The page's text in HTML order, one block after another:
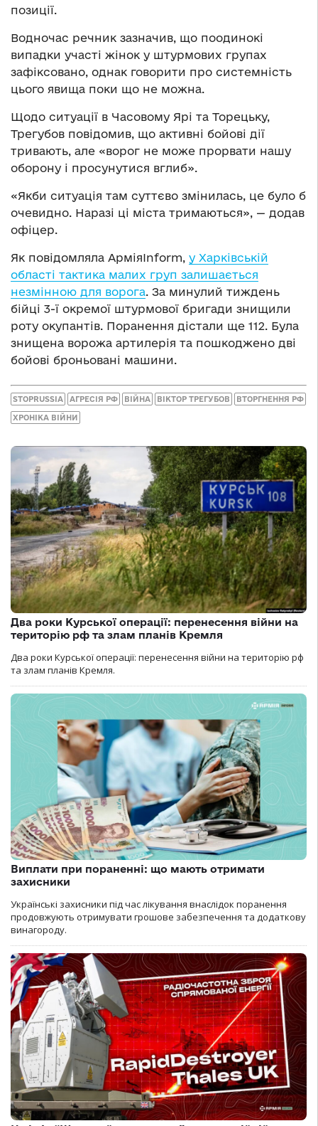
позиції.
Водночас речник зазначив, що поодинокі
випадки участі жінок у штурмових групах
зафіксовано, однак говорити про системність
цього явища поки що не можна.
Щодо ситуації в Часовому Ярі та Торецьку,
Трегубов повідомив, що активні бойові дії
тривають, але «ворог не може прорвати нашу
оборону і просунутися вглиб».
«Якби ситуація там суттєво змінилась, це було б
очевидно. Наразі ці міста тримаються», — додав
офіцер.
Як повідомляла АрміяInform, у Харківській
області тактика малих груп залишається
незмінною для ворога . За минулий тиждень
бійці 3-ї окремої штурмової бригади знищили
роту окупантів. Поранення дістали ще 112. Була
знищена ворожа артилерія та пошкоджено дві
бойові броньовані машини.
STOPRUSSIA АГРЕСІЯ РФ ВІЙНА ВІКТОР ТРЕГУБОВ ВТОРГНЕННЯ РФ
ХРОНІКА ВІЙНИ
Два роки Курської операції: перенесення війни на
територію рф та злам планів Кремля
Два роки Курської операції: перенесення війни на територію рф
та злам планів Кремля.
Виплати при пораненні: що мають отримати
захисники
Українські захисники під час лікування внаслідок поранення
продовжують отримувати грошове забезпечення та додаткову
винагороду.